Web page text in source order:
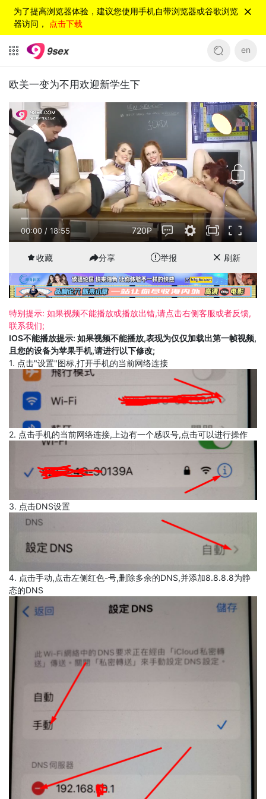
为了提高浏览器体验，建议您使用手机自带浏览器或谷歌浏览
器访问， 点击下载
en
欧美一变为不用欢迎新学生下
00:00 / 18:55 720P
收藏 分享 举报 刷新
特别提示: 如果视频不能播放或播放出错,请点击右侧客服或者反馈,
联系我们;
IOS不能播放提示: 如果视频不能播放,表现为仅仅加载出第一帧视频,
且您的设备为苹果手机,请进行以下修改;
1. 点击"设置"图标,打开手机的当前网络连接
2. 点击手机的当前网络连接,上边有一个感叹号,点击可以进行操作
3. 点击DNS设置
4. 点击手动,点击左侧红色-号,删除多余的DNS,并添加8.8.8.8为静
态的DNS